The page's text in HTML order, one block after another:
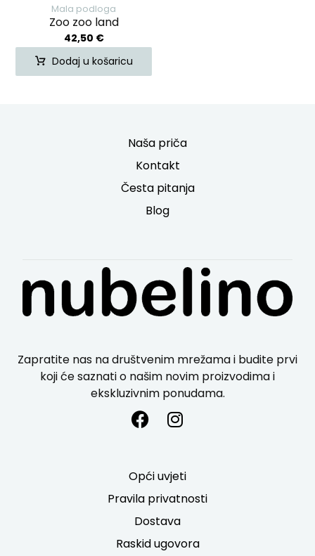
Mala podloga
Zoo zoo land
42,50 €
Dodaj u košaricu
Naša priča
Kontakt
Česta pitanja
Blog
Zapratite nas na društvenim mrežama i budite prvi
koji će saznati o našim novim proizvodima i
ekskluzivnim ponudama.
Opći uvjeti
Pravila privatnosti
Dostava
Raskid ugovora